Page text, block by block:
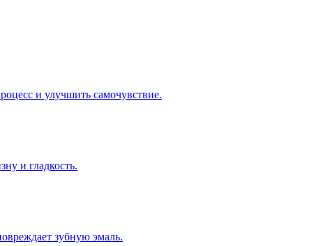
и улучшить самочувствие.
и гладкость.
зубную эмаль.